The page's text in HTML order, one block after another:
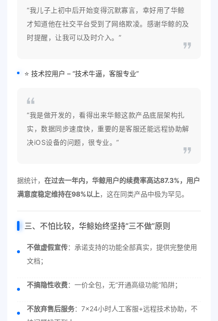
“我儿子上初中后开始变得沉默寡言，幸好用了华鲸
才知道他在社交平台受到了网络欺凌。感谢华鲸的及
时提醒，让我可以及时介入。”
⭐ 技术控用户 – “技术牛逼，客服专业”
“我是做开发的，看得出来华鲸这款产品底层架构扎
实，数据同步速度快，重要的是客服还能远程协助解
决iOS设备的问题，很专业。”
据统计， 在过去一年内，华鲸用户的续费率高达87.3%，用户
满意度稳定维持在98%以上，这在同类产品中极为罕见。
三、不怕比较，华鲸始终坚持“三不做”原则
不做虚假宣传：承诺支持的功能全部真实，提供完整使用
文档；
不搞隐性收费：一价全包，无“开通高级功能”陷阱；
不放弃售后服务：7×24小时人工客服+远程技术协助，不